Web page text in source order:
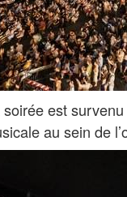
soirée est
au sein de